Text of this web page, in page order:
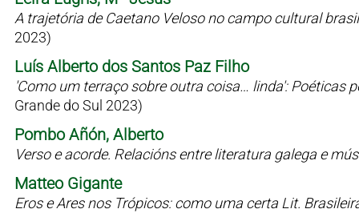
A trajetória de Caetano Veloso no campo cultural
2023)
Luís Alberto dos Santos Paz Filho
'Como um terraço sobre outra coisa… linda': Poéticas
Grande do Sul 2023)
Pombo Añón, Alberto
Verso e acorde. Relacións entre literatura galega e
Matteo Gigante
Eros e Ares nos Trópicos: como uma certa Lit.